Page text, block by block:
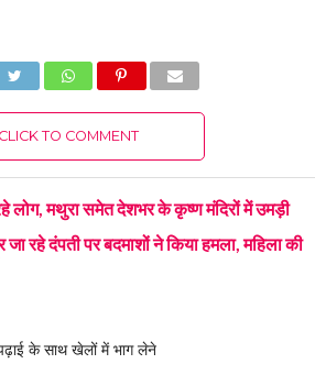
CLICK TO COMMENT
लोग, मथुरा समेत देशभर के कृष्ण मंदिरों में उमड़ी
रहे दंपती पर बदमाशों ने किया हमला, महिला की
के साथ खेलों में भाग लेने